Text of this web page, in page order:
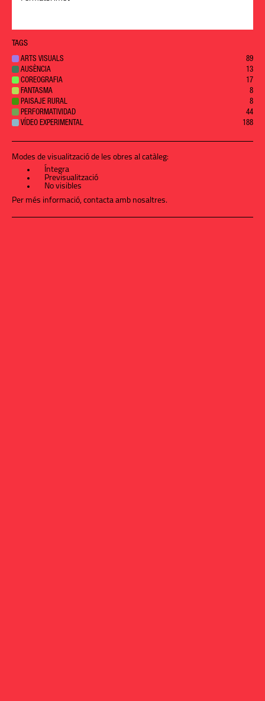
TAGS
ARTS VISUALS
89
AUSÈNCIA
13
COREOGRAFIA
17
FANTASMA
8
PAISAJE RURAL
8
PERFORMATIVIDAD
44
VÍDEO EXPERIMENTAL
188
Modes de visualització de les obres al catàleg:
Íntegra
Previsualització
No visibles
Per més informació, contacta amb nosaltres.